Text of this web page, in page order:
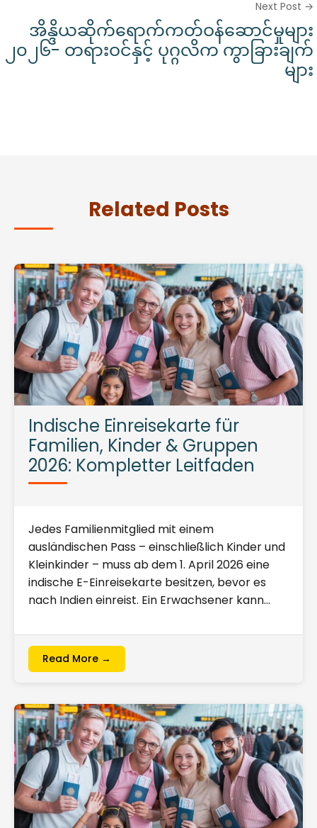
Next Post →
အိန္ဒိယဆိုက်ရောက်ကတ်ဝန်ဆောင်မှုများ
၂၀၂၆- တရားဝင်နှင့် ပုဂ္ဂလိက ကွာခြားချက်
များ
Related Posts
Indische Einreisekarte für
Familien, Kinder & Gruppen
2026: Kompletter Leitfaden
Jedes Familienmitglied mit einem
ausländischen Pass – einschließlich Kinder und
Kleinkinder – muss ab dem 1. April 2026 eine
indische E-Einreisekarte besitzen, bevor es
nach Indien einreist. Ein Erwachsener kann…
Read More →